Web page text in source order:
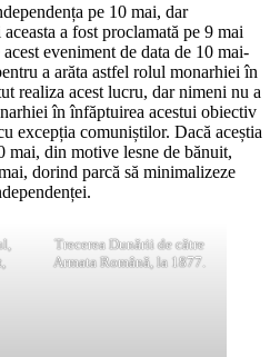
pe 10 mai, dar
a fost proclamată pe 9 mai
eveniment de data de 10 mai-
a arăta astfel rolul monarhiei în
realiza acest lucru, dar nimeni nu a
în înfăptuirea acestui obiectiv
excepția comuniștilor. Dacă aceștia
mai, din motive lesne de bănuit,
dorind parcă să minimalizeze
Trecerea Dunării de către
Armata Română, la 1877.